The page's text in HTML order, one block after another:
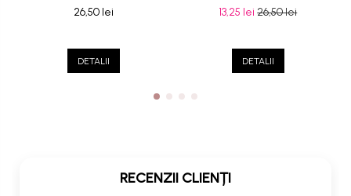
26,50 lei
DETALII
13,25 lei26,50 lei
DETALII
RECENZII CLIENȚI